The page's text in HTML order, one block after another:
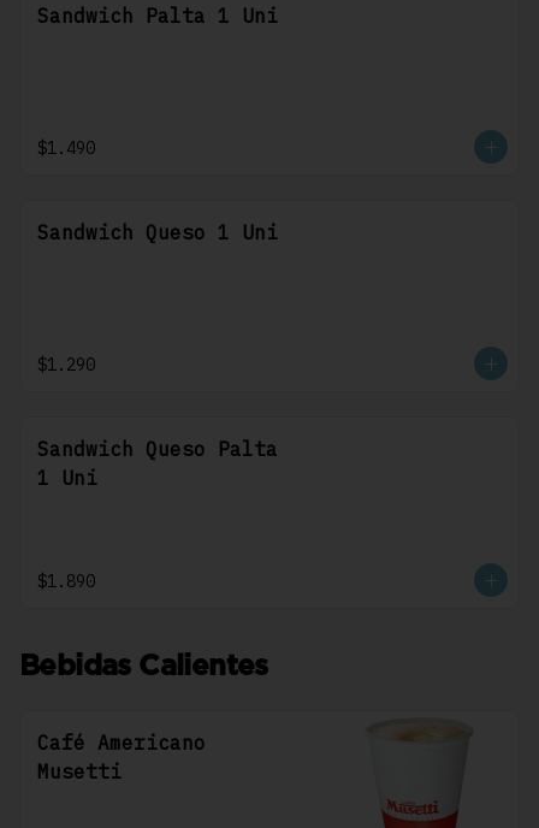
Sandwich Palta 1 Uni
$1.490
Sandwich Queso 1 Uni
$1.290
Sandwich Queso Palta
1 Uni
$1.890
Bebidas Calientes
Café Americano
Musetti